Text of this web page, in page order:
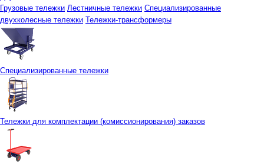
Грузовые тележки Лестничные тележки Специализированные
двухколесные тележки Тележки-трансформеры
Специализированные тележки
Тележки для комплектации (комиссионирования) заказов